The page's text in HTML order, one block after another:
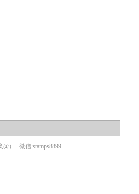
） 微信:stamps8899